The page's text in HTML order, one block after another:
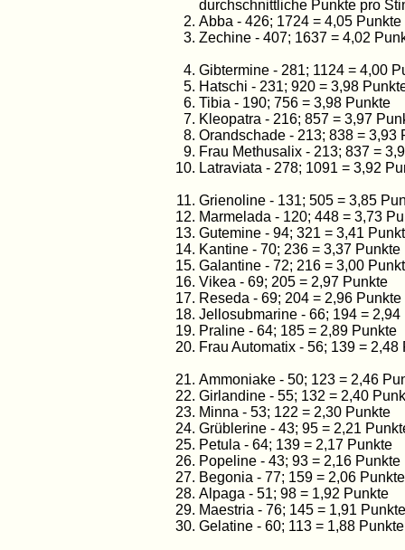
durchschnittliche Punkte pro
Abba - 426; 1724 = 4,05 Punkte
Zechine - 407; 1637 = 4,02
Gibtermine - 281; 1124 = 4,00
Hatschi - 231; 920 = 3,98
Tibia - 190; 756 = 3,98 Punkte
Kleopatra - 216; 857 = 3,97
Orandschade - 213; 838 = 3,93
Frau Methusalix - 213; 837 =
Latraviata - 278; 1091 = 3,92
Grienoline - 131; 505 = 3,85
Marmelada - 120; 448 = 3,73
Gutemine - 94; 321 = 3,41
Kantine - 70; 236 = 3,37 Punkte
Galantine - 72; 216 = 3,00
Vikea - 69; 205 = 2,97 Punkte
Reseda - 69; 204 = 2,96 Punkte
Jellosubmarine - 66; 194 = 2,94
Praline - 64; 185 = 2,89 Punkte
Frau Automatix - 56; 139 = 2,48
Ammoniake - 50; 123 = 2,46
Girlandine - 55; 132 = 2,40
Minna - 53; 122 = 2,30 Punkte
Grüblerine - 43; 95 = 2,21
Petula - 64; 139 = 2,17 Punkte
Popeline - 43; 93 = 2,16 Punkte
Begonia - 77; 159 = 2,06 Punkte
Alpaga - 51; 98 = 1,92 Punkte
Maestria - 76; 145 = 1,91 Punkte
Gelatine - 60; 113 = 1,88 Punkte